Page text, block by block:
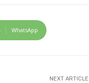
WhatsApp
NEXT ARTICLE